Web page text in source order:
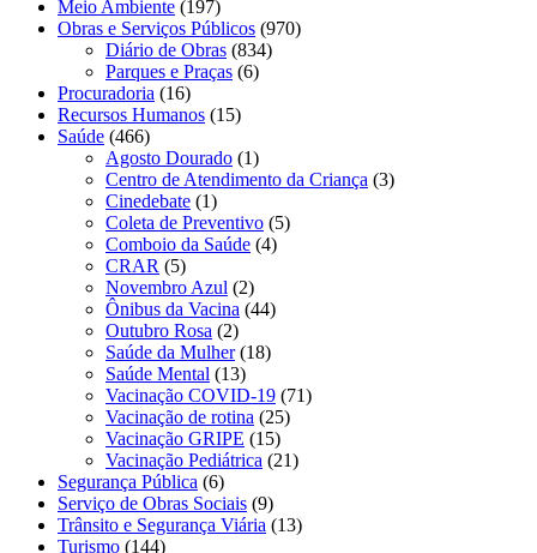
Meio Ambiente (197)
Obras e Serviços Públicos (970)
Diário de Obras (834)
Parques e Praças (6)
Procuradoria (16)
Recursos Humanos (15)
Saúde (466)
Agosto Dourado (1)
Centro de Atendimento da Criança (3)
Cinedebate (1)
Coleta de Preventivo (5)
Comboio da Saúde (4)
CRAR (5)
Novembro Azul (2)
Ônibus da Vacina (44)
Outubro Rosa (2)
Saúde da Mulher(18)
Saúde Mental (13)
Vacinação COVID-19 (71)
Vacinação de rotina (25)
Vacinação GRIPE (15)
Vacinação Pediátrica (21)
Segurança Pública (6)
Serviço de Obras Sociais (9)
Trânsito e Segurança Viária (13)
Turismo (144)